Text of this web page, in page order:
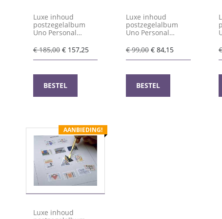
Luxe inhoud
postzegelalbum
Uno Personal
€185,00 Oorspronkelijke
prijs
€ 185,00.
€ 157,25Huidige
prijs
BESTEL
Luxe inhoud
postzegelalbum
Uno Personal
2024
€99,00Oorspronkelijke
prijs
€ 99,00.
€ 84,15Huidige
prijs
BESTEL
AANBIEDING!
Luxe inhoud